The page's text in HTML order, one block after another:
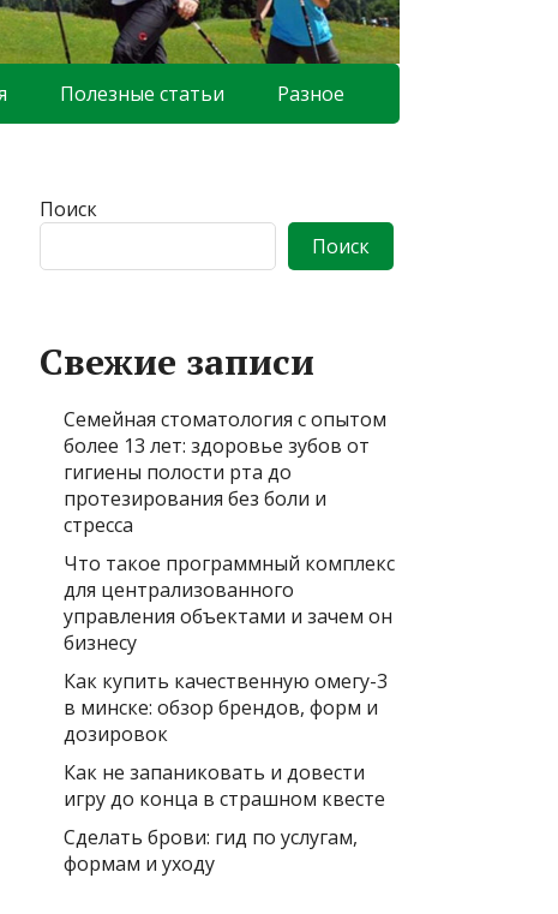
Полезные статьи Разное
Поиск
Поиск
Свежие записи
Семейная стоматология с опытом
более 13 лет: здоровье зубов от
гигиены полости рта до
протезирования без боли и
стресса
Что такое программный комплекс
для централизованного
управления объектами и зачем он
бизнесу
Как купить качественную омегу-3
в минске: обзор брендов, форм и
дозировок
Как не запаниковать и довести
игру до конца в страшном квесте
Сделать брови: гид по услугам,
формам и уходу